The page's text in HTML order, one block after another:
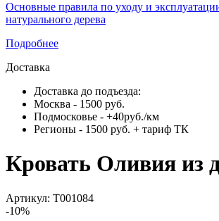
Основные правила по уходу и
натурального дерева
Подробнее
Доставка
Доставка до подъезда:
Москва - 1500 руб.
Подмосковье - +40руб./км
Регионы - 1500 руб. + тариф ТК
Кровать Оливия из
Артикул: Т001084
-10%